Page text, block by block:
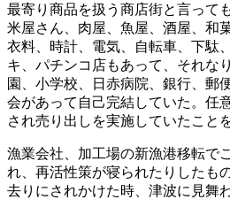
最寄り商品を扱う商店街と言って
米屋さん、肉屋、魚屋、酒屋、和
衣料、時計、電気、自転車、下駄
キ、パチンコ店もあって、それな
園、小学校、日赤病院、銀行、郵
会があって自己完結していた。任
され売り出しを実施していたこと
漁業会社、加工場の新漁港移転で
れ、再活性策が寝られたりしたも
去りにされかけた時、津波に見舞